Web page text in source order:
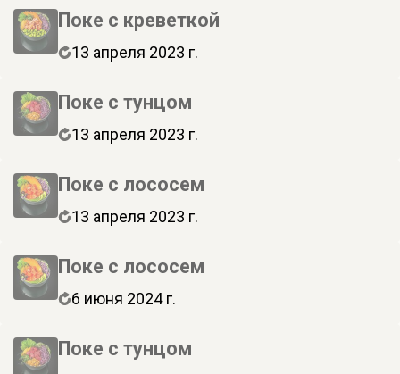
Поке с креветкой
13 апреля 2023 г.
Поке с тунцом
13 апреля 2023 г.
Поке с лососем
13 апреля 2023 г.
Поке с лососем
6 июня 2024 г.
Поке с тунцом